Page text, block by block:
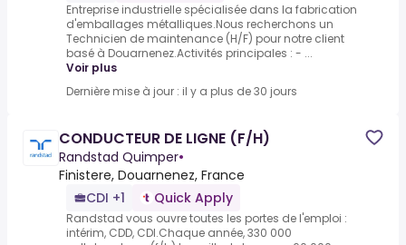
Entreprise industrielle spécialisée dans la fabrication
d'emballages métalliques.Nous recherchons un
Technicien de maintenance (H/F) pour notre client
basé à Douarnenez.Activités principales : - ...
Voir plus
Dernière mise à jour : il y a plus de 30 jours
CONDUCTEUR DE LIGNE (F/H)
Randstad Quimper•
Finistere, Douarnenez, France
CDI +1
Quick Apply
Randstad vous ouvre toutes les portes de l'emploi :
intérim, CDD, CDI.Chaque année, 330 000